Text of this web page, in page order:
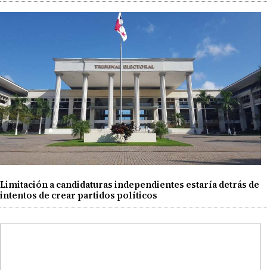
Limitación a candidaturas independientes estaría detrás de
intentos de crear partidos políticos